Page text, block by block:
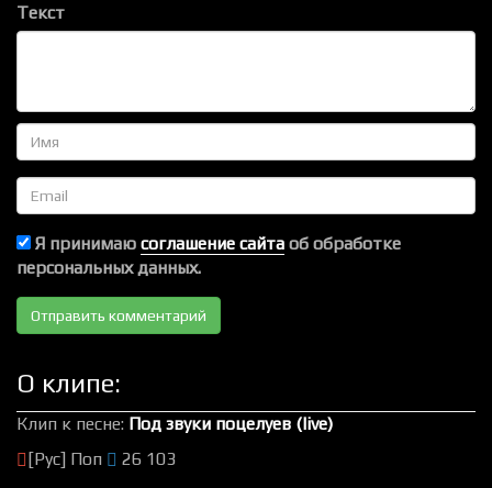
Текст
Имя
Email
Я принимаю соглашение сайта об обработке
персональных данных.
О клипе:
Клип к песне: Под звуки поцелуев (live)
[Рус] Поп
26 103